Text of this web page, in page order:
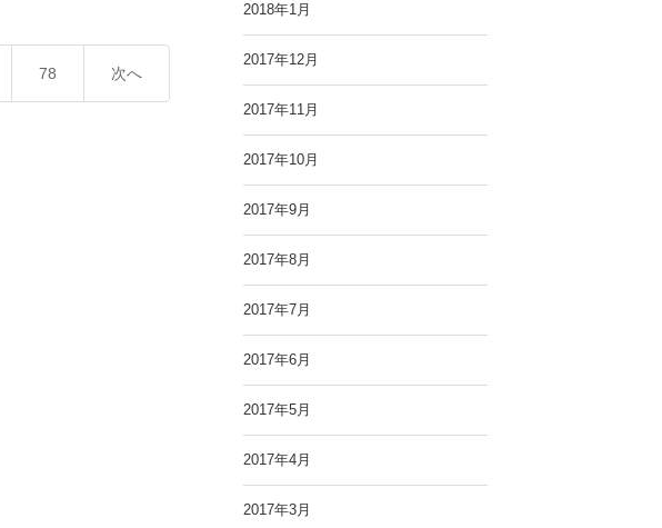
78 次へ
2018年1月
2017年12月
2017年11月
2017年10月
2017年9月
2017年8月
2017年7月
2017年6月
2017年5月
2017年4月
2017年3月